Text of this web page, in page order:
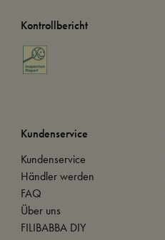
Kontrollbericht
Kundenservice
Kundenservice
Händler werden
FAQ
Über uns
FILIBABBA DIY